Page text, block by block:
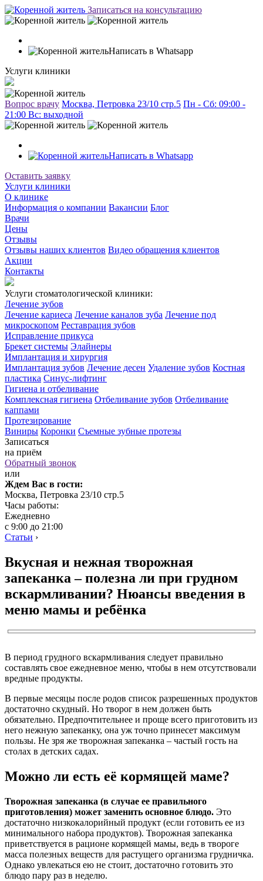
Записаться на консультацию
Написать в Whatsapp
Услуги клиники
Вопрос врачу Москва, Петровка 23/10 стр.5 Пн - Сб: 09:00 -
21:00 Вc: выходной
Написать в Whatsapp
Оставить заявку
Услуги клиники
О клинике
Информация о компании Вакансии Блог
Врачи
Цены
Отзывы
Отзывы наших клиентов Видео обращения клиентов
Акции
Контакты
Услуги стоматологической клиники:
Лечение зубов
Лечение кариеса Лечение каналов зуба Лечение под
микроскопом Реставрация зубов
Исправление прикуса
Брекет системы Элайнеры
Имплантация и хирургия
Имплантация зубов Лечение десен Удаление зубов Костная
пластика Синус-лифтинг
Гигиена и отбеливание
Комплексная гигиена Отбеливание зубов Отбеливание
каппами
Протезирование
Виниры Коронки Съемные зубные протезы
Записаться
на приём
Обратный звонок
или
Ждем Вас в гости:
Москва, Петровка 23/10 стр.5
Часы работы:
Ежедневно
с 9:00 до 21:00
Статьи ›
Вкусная и нежная творожная
запеканка – полезна ли при грудном
вскармливании? Нюансы введения в
меню мамы и ребёнка
В период грудного вскармливания следует правильно
составлять свое ежедневное меню, чтобы в нем отсутствовали
вредные продукты.
В первые месяцы после родов список разрешенных продуктов
достаточно скудный. Но творог в нем должен быть
обязательно. Предпочтительнее и проще всего приготовить из
него нежную запеканку, она уж точно принесет максимум
пользы. Не зря же творожная запеканка – частый гость на
столах в детских садах.
Можно ли есть её кормящей маме?
Творожная запеканка (в случае ее правильного
приготовления) может заменить основное блюдо. Это
достаточно низкокалорийный продукт (если готовить ее из
минимального набора продуктов). Творожная запеканка
приветствуется в рационе кормящей мамы, ведь в твороге
масса полезных веществ для растущего организма грудничка.
Однако увлекаться ею не стоит, достаточно готовить это
блюдо пару раз в неделю.